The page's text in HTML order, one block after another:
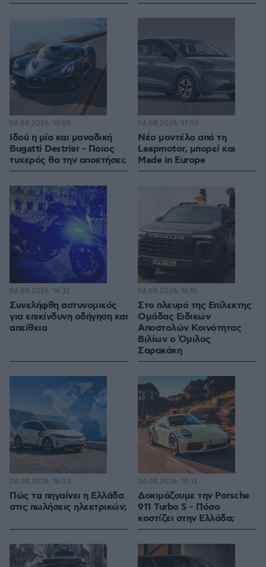
Ιδού η μία και μοναδική
Bugatti Destrier - Ποιος
τυχερός θα την αποκτήσει;
06.08.2026, 19:09
Νέο μοντέλο από τη
Leapmotor, μπορεί και
Made in Europe
06.08.2026, 17:03
Συνελήφθη αστυνομικός
για επικίνδυνη οδήγηση και
απείθεια
06.08.2026, 16:32
Στο πλευρό της Επίλεκτης
Ομάδας Ειδικών
Αποστολών Κοινότητας
Βιλίων ο Όμιλος
Σαρακάκη
06.08.2026, 16:15
Πώς τα πηγαίνει η Ελλάδα
στις πωλήσεις ηλεκτρικών;
06.08.2026, 16:03
Δοκιμάζουμε την Porsche
911 Turbo S - Πόσο
κοστίζει στην Ελλάδα;
06.08.2026, 10:12